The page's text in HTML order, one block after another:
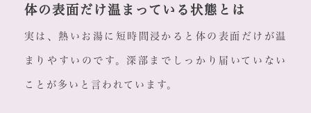
体の表面だけ温まっている状態とは
実は、熱いお湯に短時間浸かると体の表面だけが温
まりやすいのです。深部までしっかり届いていない
ことが多いと言われています。